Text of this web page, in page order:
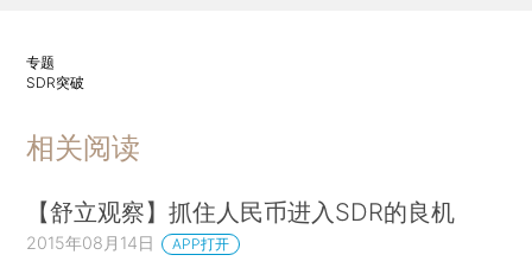
专题
SDR突破
相关阅读
【舒立观察】抓住人民币进入SDR的良机
2015年08月14日 APP打开